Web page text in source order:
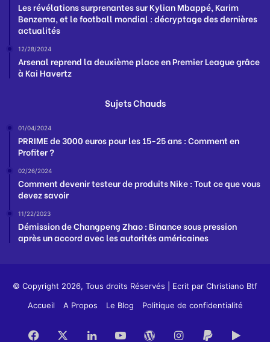
Les révélations surprenantes sur Kylian Mbappé, Karim
Benzema, et le football mondial : décryptage des dernières
actualités
12/28/2024
Arsenal reprend la deuxième place en Premier League grâce
à Kai Havertz
Sujets Chauds
01/04/2024
PRRIME de 3000 euros pour les 15-25 ans : Comment en
Profiter ?
02/26/2024
Comment devenir testeur de produits Nike : Tout ce que vous
devez savoir
11/22/2023
Démission de Changpeng Zhao : Binance sous pression
après un accord avec les autorités américaines
© Copyright 2026, Tous droits Réservés | Ecrit par Christiano Btf
Accueil
A Propos Le Blog Politique de confidentialité
Facebook LinkedinYouTubeWordPress
Instagram
PayPal